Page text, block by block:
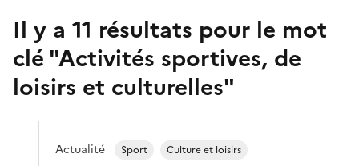
Il y a 11 résultats pour le mot
clé "Activités sportives, de
loisirs et culturelles"
Actualité Sport Culture et loisirs